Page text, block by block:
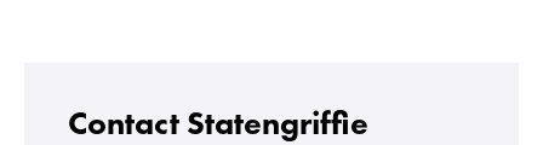
Contact Statengriffie